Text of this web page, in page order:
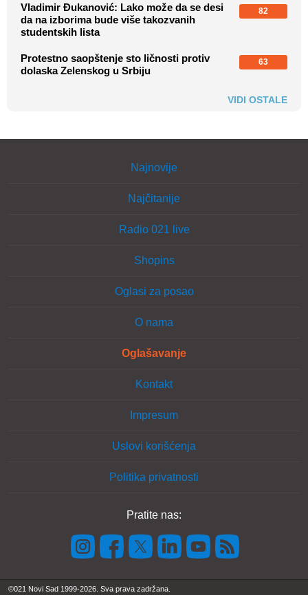
Vladimir Đukanović: Lako može da se desi
da na izborima bude više takozvanih
studentskih lista
82
Protestno saopštenje sto ličnosti protiv
dolaska Zelenskog u Srbiju
63
VIDI OSTALE
Najnovije
Najčitanije
Radio 021 live
Shopins
Oglasi za posao
O nama
Oglašavanje
Kontakt
Impresum
Uslovi korišćenja
Politika privatnosti
Pratite nas:
©021 Novi Sad 1999-2026. Sva prava zadržana.